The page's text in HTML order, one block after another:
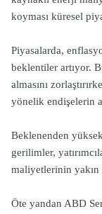
koyması küresel
Piyasalarda,
beklentiler artıyor.
almasını
yönelik endişelerin
Beklenenden
gerilimler,
maliyetlerinin yakın
Öte yandan ABD